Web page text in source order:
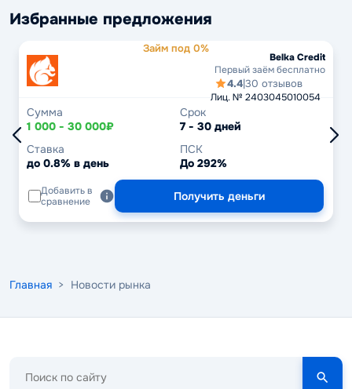
Избранные предложения
Займ под 0%
Belka Credit
Первый заём бесплатно
Лиц. № 2403045010054
4.4|30 отзывов
Сумма
1 000 - 30 000₽
Срок
7 - 30 дней
Ставка
до 0.8% в день
ПСК
До 292%
Добавить в
сравнение
Получить деньги
Главная > Новости рынка